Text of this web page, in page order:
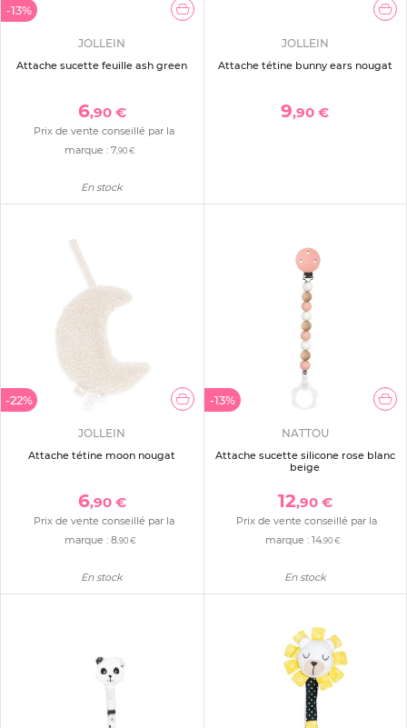
-13%
JOLLEIN
Attache sucette feuille ash green
6,90 €
Prix de vente conseillé par la
marque :7,90 €
En stock
JOLLEIN
Attache tétine bunny ears nougat
9,90 €
-22%
JOLLEIN
Attache tétine moon nougat
6,90 €
Prix de vente conseillé par la
marque : 8,90 €
En stock
-13%
NATTOU
Attache sucette silicone rose blanc
beige
12,90 €
Prix de vente conseillé par la
marque :14,90 €
En stock